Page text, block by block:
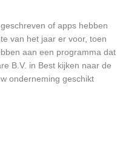
of apps hebben
van het jaar er voor, toen
aan een programma dat
B.V. in Best kijken naar de
onderneming geschikt